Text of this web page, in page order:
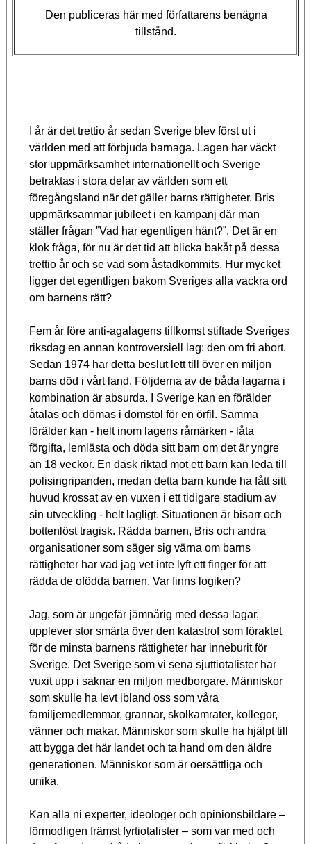
Den publiceras här med författarens benägna
tillstånd.
I år är det trettio år sedan Sverige blev först ut i
världen med att förbjuda barnaga. Lagen har väckt
stor uppmärksamhet internationellt och Sverige
betraktas i stora delar av världen som ett
föregångsland när det gäller barns rättigheter. Bris
uppmärksammar jubileet i en kampanj där man
ställer frågan ”Vad har egentligen hänt?”. Det är en
klok fråga, för nu är det tid att blicka bakåt på dessa
trettio år och se vad som åstadkommits. Hur mycket
ligger det egentligen bakom Sveriges alla vackra ord
om barnens rätt?
Fem år före anti-agalagens tillkomst stiftade Sveriges
riksdag en annan kontroversiell lag: den om fri abort.
Sedan 1974 har detta beslut lett till över en miljon
barns död i vårt land. Följderna av de båda lagarna i
kombination är absurda. I Sverige kan en förälder
åtalas och dömas i domstol för en örfil. Samma
förälder kan - helt inom lagens råmärken - låta
förgifta, lemlästa och döda sitt barn om det är yngre
än 18 veckor. En dask riktad mot ett barn kan leda till
polisingripanden, medan detta barn kunde ha fått sitt
huvud krossat av en vuxen i ett tidigare stadium av
sin utveckling - helt lagligt. Situationen är bisarr och
bottenlöst tragisk. Rädda barnen, Bris och andra
organisationer som säger sig värna om barns
rättigheter har vad jag vet inte lyft ett finger för att
rädda de ofödda barnen. Var finns logiken?
Jag, som är ungefär jämnårig med dessa lagar,
upplever stor smärta över den katastrof som föraktet
för de minsta barnens rättigheter har inneburit för
Sverige. Det Sverige som vi sena sjuttiotalister har
vuxit upp i saknar en miljon medborgare. Människor
som skulle ha levt ibland oss som våra
familjemedlemmar, grannar, skolkamrater, kollegor,
vänner och makar. Människor som skulle ha hjälpt till
att bygga det här landet och ta hand om den äldre
generationen. Människor som är oersättliga och
unika.
Kan alla ni experter, ideologer och opinionsbildare –
förmodligen främst fyrtiotalister – som var med och